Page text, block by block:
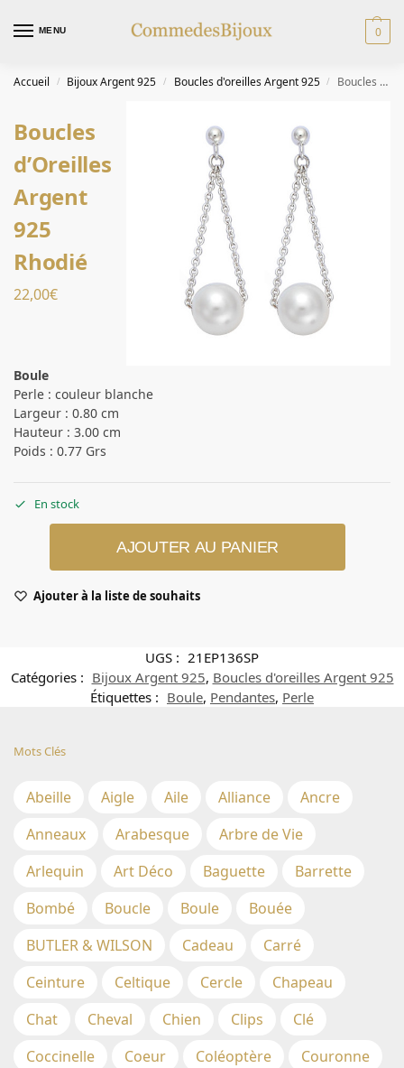
MENU 0
Accueil / Bijoux Argent 925 / Boucles d'oreilles Argent 925 / Boucles d’Oreilles Argent 925 Rhodié
Boucles
d’Oreilles
Argent
925
Rhodié
22,00€
Boule
Perle : couleur blanche
Largeur : 0.80 cm
Hauteur : 3.00 cm
Poids : 0.77 Grs
En stock
AJOUTER AU PANIER
Ajouter à la liste de souhaits
UGS : 21EP136SP
Catégories : Bijoux Argent 925, Boucles d'oreilles Argent 925
Étiquettes : Boule, Pendantes, Perle
Mots Clés
Abeille Aigle Aile Alliance
Ancre
Anneaux
Arabesque
Arbre de Vie
Arlequin
Art Déco Baguette
Barrette
Bombé
Boucle Boule
Bouée
BUTLER & WILSON
Cadeau
Carré
Ceinture
Celtique Cercle
Chapeau
Chat
Cheval Chien Clips
Clé
Coccinelle
Coeur Coléoptère
Couronne